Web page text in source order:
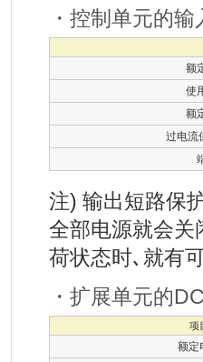
・控制单元的
额
使
额
过电
注) 输出短路保
全部电源就会关
荷状态时､就有
・扩展单元的
项
额定